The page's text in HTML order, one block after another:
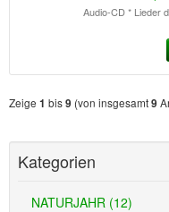
Audio-CD * Lieder
Zeige 1 bis9 (von insgesamt9
Kategorien
NATURJAHR (12)